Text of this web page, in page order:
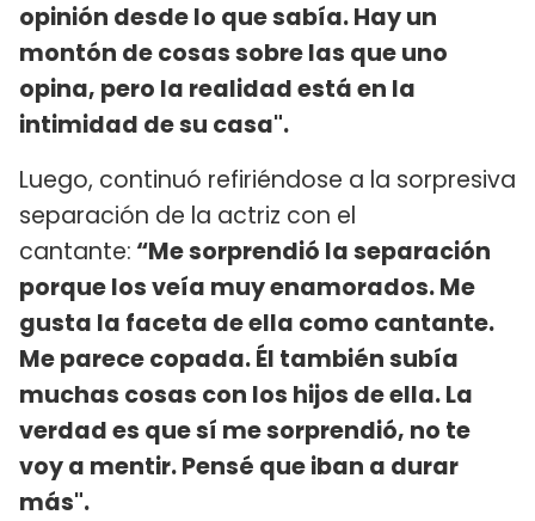
opinión desde lo que sabía. Hay un
montón de cosas sobre las que uno
opina, pero la realidad está en la
intimidad de su casa".
Luego, continuó refiriéndose a la sorpresiva
separación de la actriz con el
cantante: “Me sorprendió la separación
porque los veía muy enamorados. Me
gusta la faceta de ella como cantante.
Me parece copada. Él también subía
muchas cosas con los hijos de ella. La
verdad es que sí me sorprendió, no te
voy a mentir. Pensé que iban a durar
más".